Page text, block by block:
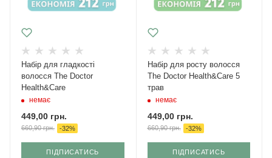
Набір для гладкості
волосся The Doctor
Health&Care
немає
449,00 грн.
660,90грн. -32%
ПІДПИСАТИСЬ
Набір для росту волосся
The Doctor Health&Care 5
трав
немає
449,00грн.
660,90грн. -32%
ПІДПИСАТИСЬ